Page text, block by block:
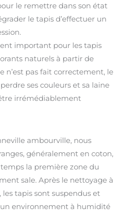
le remettre dans son état
le tapis d’effectuer un
important pour les tapis
naturels à partir de
n’est pas fait correctement, le
ses couleurs et sa laine
irrémédiablement
ambourville, nous
généralement en coton,
la première zone du
sale. Après le nettoyage à
tapis sont suspendus et
environnement à humidité